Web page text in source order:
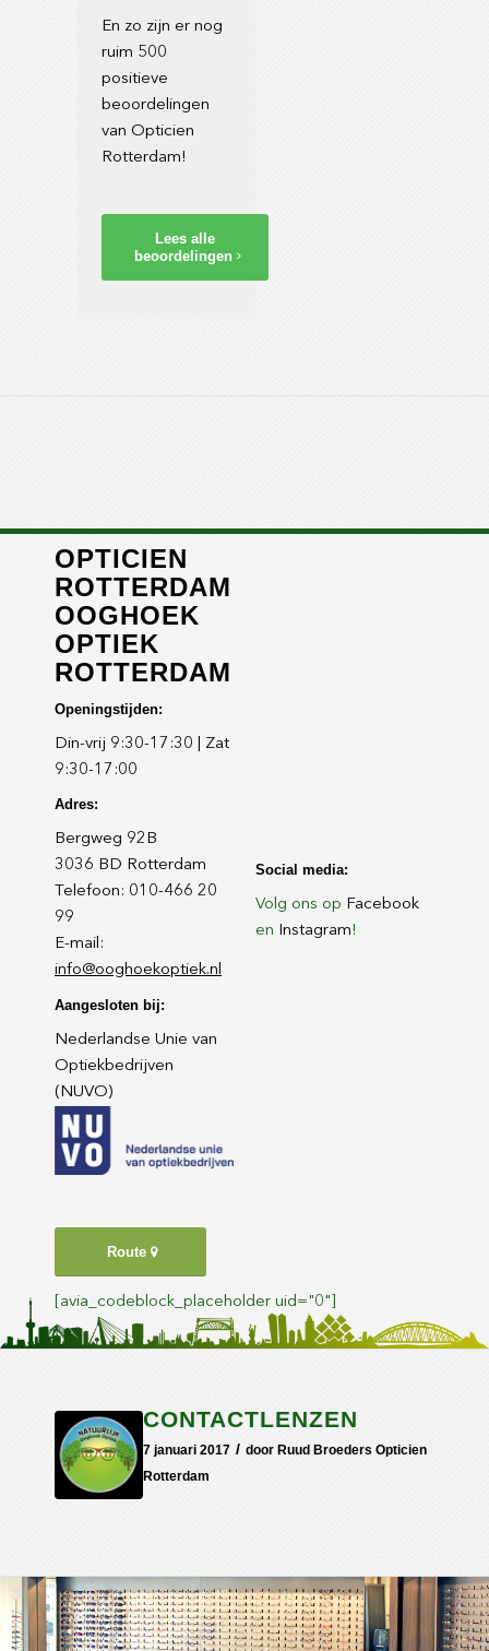
En zo zijn er nog
ruim 500
positieve
beoordelingen
van Opticien
Rotterdam!
Lees alle
beoordelingen
OPTICIEN
ROTTERDAM
OOGHOEK
OPTIEK
ROTTERDAM
Openingstijden:
Din-vrij 9:30-17:30 | Zat
9:30-17:00
Adres:
Bergweg 92B
3036 BD Rotterdam
Telefoon: 010-466 20
99
E-mail:
info@ooghoekoptiek.nl
Aangesloten bij:
Nederlandse Unie van
Optiekbedrijven
(NUVO)
Route
Social media:
Volg ons op Facebook
en Instagram!
[avia_codeblock_placeholder uid="0"]
CONTACTLENZEN
7 januari 2017 / door Ruud Broeders Opticien
Rotterdam